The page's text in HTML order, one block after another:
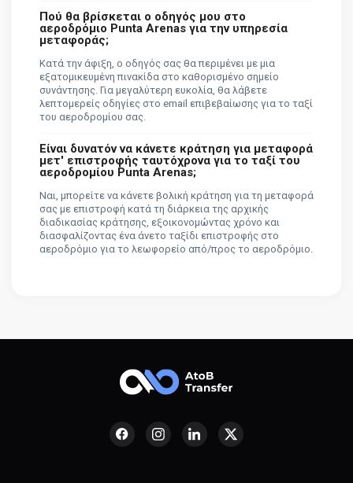
Πού θα βρίσκεται ο οδηγός μου στο
αεροδρόμιο Punta Arenas για την υπηρεσία
μεταφοράς;
Κατά την άφιξη, ο οδηγός σας θα περιμένει με μια
εξατομικευμένη πινακίδα στο καθορισμένο σημείο
συνάντησης. Για μεγαλύτερη ευκολία, θα λάβετε
λεπτομερείς οδηγίες στο email επιβεβαίωσης για το ταξί
του αεροδρομίου σας.
Είναι δυνατόν να κάνετε κράτηση για μεταφορά
μετ' επιστροφής ταυτόχρονα για το ταξί του
αεροδρομίου Punta Arenas;
Ναι, μπορείτε να κάνετε βολική κράτηση για τη μεταφορά
σας με επιστροφή κατά τη διάρκεια της αρχικής
διαδικασίας κράτησης, εξοικονομώντας χρόνο και
διασφαλίζοντας ένα άνετο ταξίδι επιστροφής στο
αεροδρόμιο για το λεωφορείο από/προς το αεροδρόμιο.